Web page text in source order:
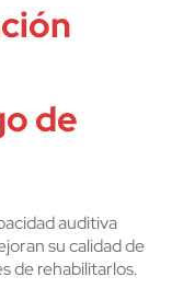
de
auditiva
su calidad de
de rehabilitarlos.